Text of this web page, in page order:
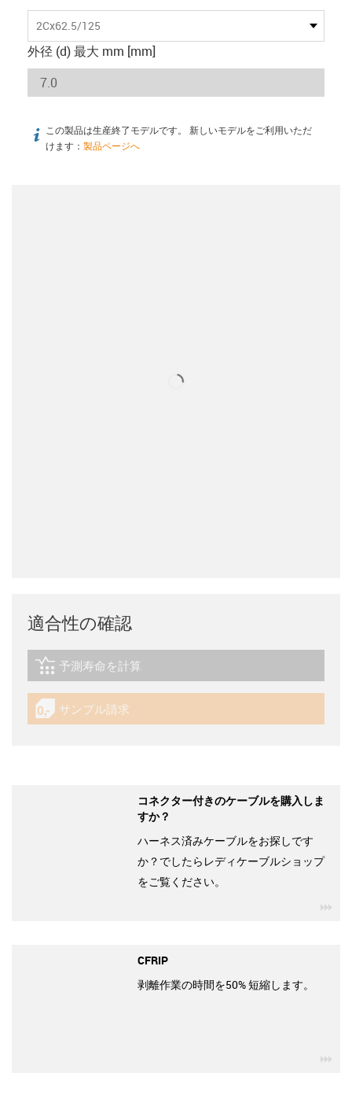
2Cx62.5/125
外径 (d) 最大 mm [mm]
igus-icon-info
この製品は生産終了モデルです。 新しいモデルをご利用いただ
けます： 製品ページへ
適合性の確認
igus-icon-lebensdauerrechner
予測寿命を計算
igus-icon-gratismuster
サンプル請求
コネクター付きのケーブルを購入しま
すか？
ハーネス済みケーブルをお探しです
か？でしたらレディケーブルショップ
をご覧ください。
CFRIP
剥離作業の時間を50% 短縮します。